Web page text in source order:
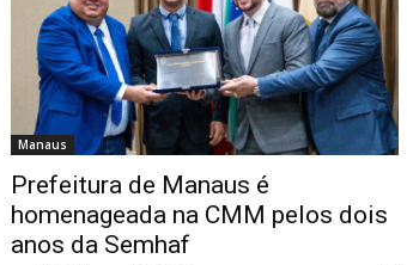
Manaus
Prefeitura de Manaus é
homenageada na CMM pelos dois
anos da Semhaf